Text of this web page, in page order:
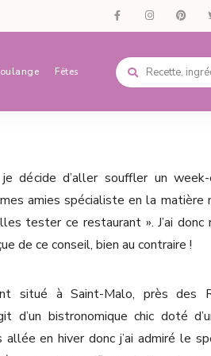
Fêtes
décide d’aller souffler un
amies spécialiste en la matière
tester ce restaurant ». J’ai donc
de ce conseil, bien au contraire !
situé à Saint-Malo, près des
d’un bistronomique chic doté
allée en hiver donc j’ai admiré le